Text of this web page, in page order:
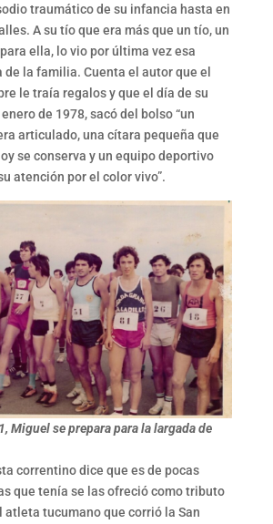
traumático de su infancia hasta en
A su tío que era más que un tío, un
ella, lo vio por última vez esa
de la familia. Cuenta el autor que el
le traía regalos y que el día de su
de 1978, sacó del bolso “un
articulado, una cítara pequeña que
se conserva y un equipo deportivo
atención por el color vivo”.
Miguel se prepara para la largada de
correntino dice que es de pocas
que tenía se las ofreció como tributo
atleta tucumano que corrió la San